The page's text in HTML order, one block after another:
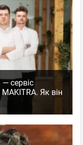
сервіс
Як він